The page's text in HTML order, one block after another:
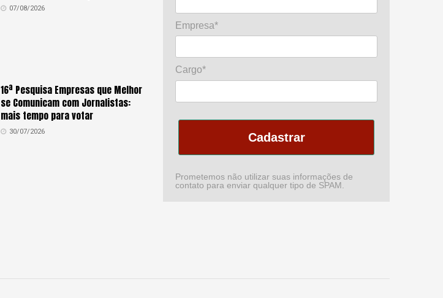
07/08/2026
16ª Pesquisa Empresas que Melhor
se Comunicam com Jornalistas:
mais tempo para votar
30/07/2026
Empresa*
Cargo*
Cadastrar
Prometemos não utilizar suas informações de
contato para enviar qualquer tipo de SPAM.